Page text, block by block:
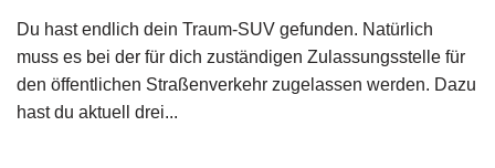
Du hast endlich dein Traum-SUV gefunden. Natürlich
muss es bei der für dich zuständigen Zulassungsstelle für
den öffentlichen Straßenverkehr zugelassen werden. Dazu
hast du aktuell drei...